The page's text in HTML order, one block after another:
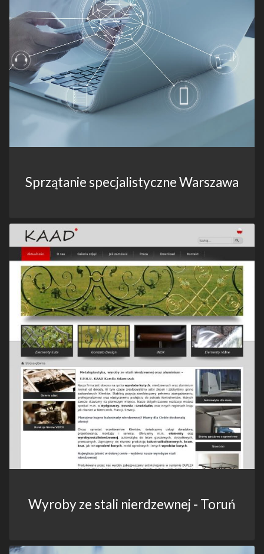
Sprzątanie specjalistyczne Warszawa
Wyroby ze stali nierdzewnej - Toruń